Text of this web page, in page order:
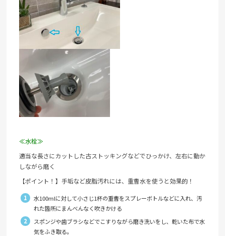
≪水栓≫
適当な長さにカットした古ストッキングなどでひっかけ、左右に動か
しながら磨く
【ポイント！】手垢など皮脂汚れには、重曹水を使うと効果的！
水100mlに対して小さじ1杯の重曹をスプレーボトルなどに入れ、汚
れた箇所にまんべんなく吹きかける
スポンジや歯ブラシなどでこすりながら磨き洗いをし、乾いた布で水
気をふき取る。